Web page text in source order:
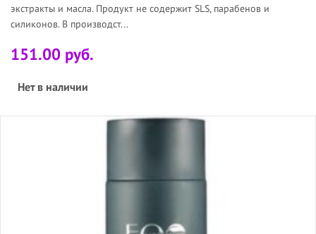
экстракты и масла. Продукт не содержит SLS, парабенов и
силиконов. В производст...
151.00 руб.
Нет в наличии